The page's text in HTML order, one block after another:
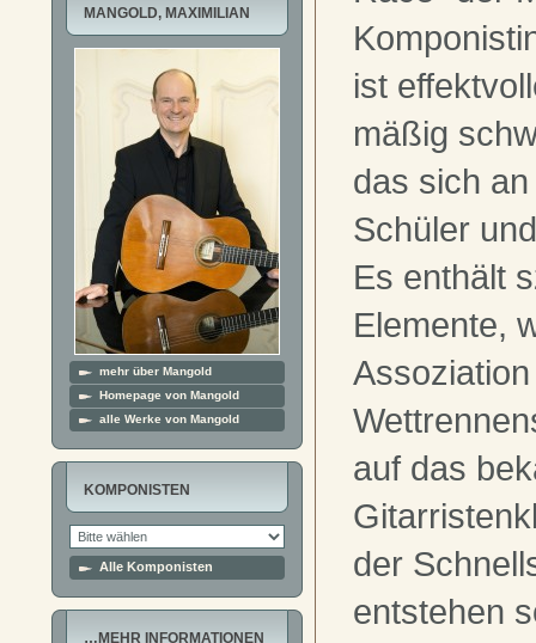
MANGOLD, MAXIMILIAN
mehr über Mangold
Homepage von Mangold
alle Werke von Mangold
KOMPONISTEN
Alle Komponisten
…MEHR INFORMATIONEN
ist
mäßig
das sich
Schüler
Es enthält
Elemente,
auf das
der
entstehen